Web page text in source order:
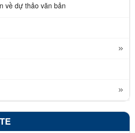
về dự thảo văn bản